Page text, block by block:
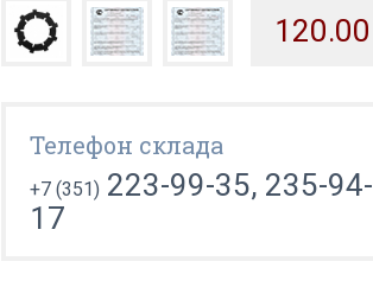
120.00
Телефон склада
+7 (351) 223-99-35, 235-94-
17